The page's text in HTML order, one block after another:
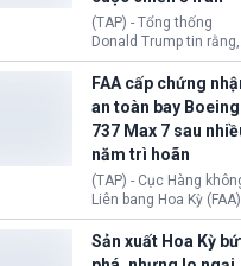
5 năm.
(TAP) - Tổng thống
Donald Trump tin rằng,
tập đoàn dầu khí
ExxonMobil và Chevron
đã thu về lợi nhuận quá
lớn nhờ giá dầu tăng
mạnh suốt thời gian
Kỳ xảy ra xung đột ở
Iran. Trên cơ sở đó,
đạo Nhà Trắng kêu gọi
các doanh nghiệp cần
giảm giá bán cho
tiêu dùng.
FAA cấp chứng
an toàn bay Boeing
737 Max 7 sau
năm trì hoãn
(TAP) - Cục Hàng
Liên bang Hoa Kỳ (FAA)
vừa chính thức cấp
chứng nhận an toàn
cho Boeing 737 Max 7,
Sản xuất Hoa Kỳ